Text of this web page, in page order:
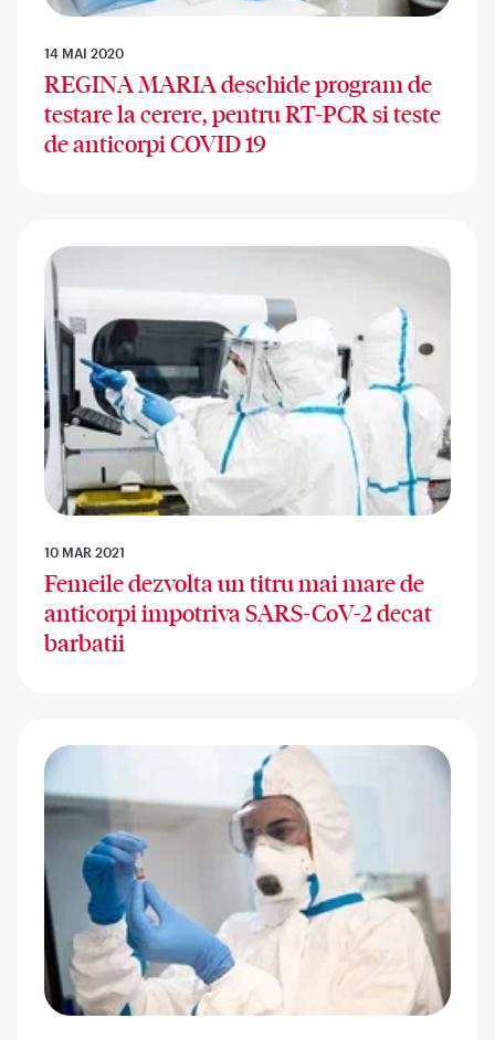
14 MAI 2020
REGINA MARIA deschide program de
testare la cerere, pentru RT-PCR si teste
de anticorpi COVID 19
10 MAR 2021
Femeile dezvolta un titru mai mare de
anticorpi impotriva SARS-CoV-2 decat
barbatii